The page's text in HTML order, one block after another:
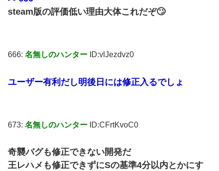
steam版の評価低い理由大体これだぞ🙄
666: 名無しのハンター ID:vlJezdvz0
ユーザー有利だし明後日には修正入るでしょ
673: 名無しのハンター ID:CFrtKvoC0
奇襲バグも修正できない開発だ
王レハメも修正できずにSの基準4分以内とかにす